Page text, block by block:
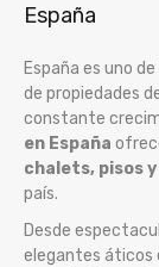
España
España es uno
de propiedades
constante
en España
chalets, pisos
país.
Desde
elegantes áticos